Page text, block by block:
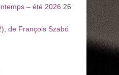
– été 2026 26
de François Szabó